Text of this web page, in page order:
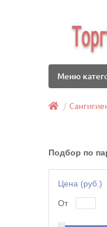
Меню
Подбор по
Цена (руб.)
От